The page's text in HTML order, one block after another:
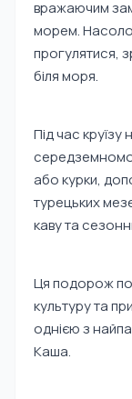
вражаючим
морем.
прогулятися,
біля моря.
Під час
або курки,
турецьких
каву та
Ця подорож
культуру та
однією з
Каша.